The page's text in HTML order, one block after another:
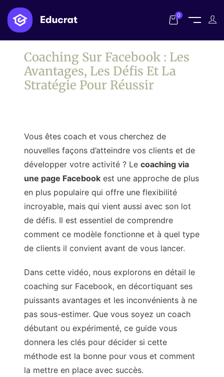
0
Coaching Sur Facebook : Les
Avantages, Les Défis Et La
Stratégie Pour Réussir
Vous êtes coach et vous cherchez de
nouvelles façons d’atteindre vos clients et de
développer votre activité ? Le coaching via
une page Facebook est une approche de plus
en plus populaire qui offre une flexibilité
incroyable, mais qui vient aussi avec son lot
de défis. Il est essentiel de comprendre
comment ce modèle fonctionne et à quel type
de clients il convient avant de vous lancer.
Dans cette vidéo, nous explorons en détail le
coaching sur Facebook, en décortiquant ses
puissants avantages et les inconvénients à ne
pas sous-estimer. Que vous soyez un coach
débutant ou expérimenté, ce guide vous
donnera les clés pour décider si cette
méthode est la bonne pour vous et comment
la mettre en place avec succès.